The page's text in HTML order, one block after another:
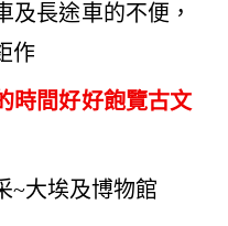
及長途車的不便，
作
時間好好飽覽古文
~大埃及博物館